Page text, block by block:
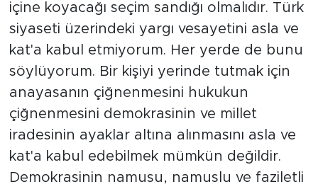
içine koyacağı seçim sandığı olmalıdır. Türk
siyaseti üzerindeki yargı vesayetini asla ve
kat'a kabul etmiyorum. Her yerde de bunu
söylüyorum. Bir kişiyi yerinde tutmak için
anayasanın çiğnenmesini hukukun
çiğnenmesini demokrasinin ve millet
iradesinin ayaklar altına alınmasını asla ve
kat'a kabul edebilmek mümkün değildir.
Demokrasinin namusu, namuslu ve faziletli